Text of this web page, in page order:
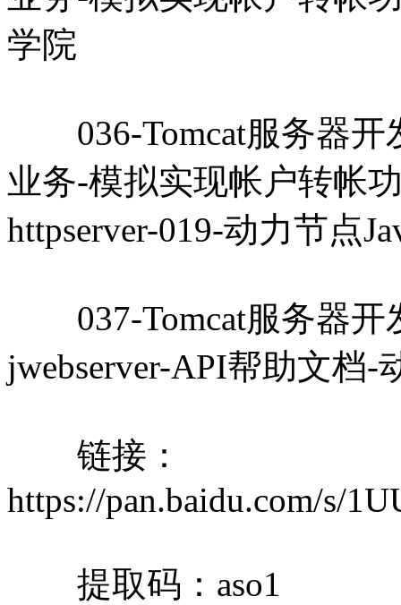
学院
036-Tomcat服务器开
业务-模拟实现帐户转帐
httpserver-019-动力节点
037-Tomcat服务器开
jwebserver-API帮助文档-
链接：
https://pan.baidu.com/s/
提取码：aso1